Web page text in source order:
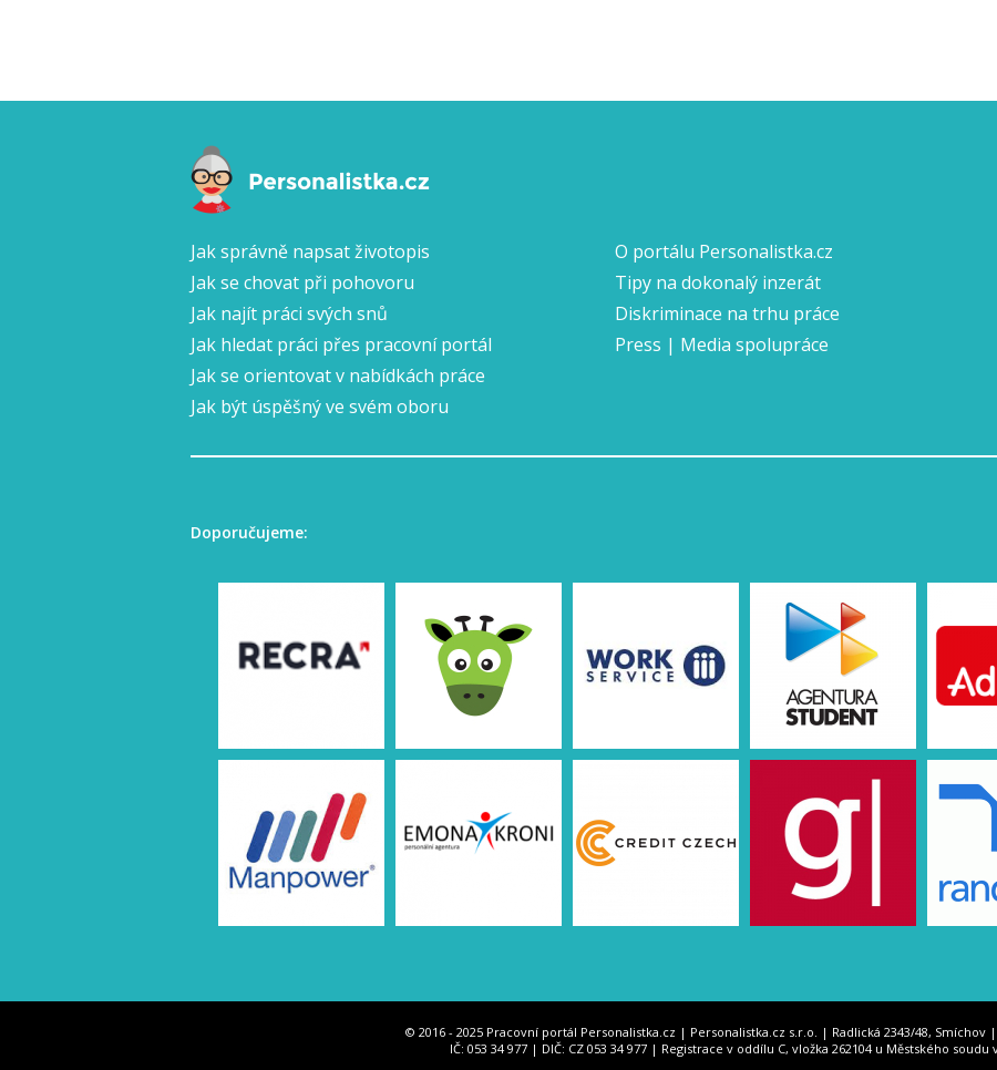
Jak správně napsat životopis
Jak se chovat při pohovoru
Jak najít práci svých snů
Jak hledat práci přes pracovní portál
Jak se orientovat v nabídkách práce
Jak být úspěšný ve svém oboru
O portálu Personalistka.cz
Tipy na dokonalý inzerát
Diskriminace na trhu práce
Press | Media spolupráce
Doporučujeme:
© 2016 - 2025 Pracovní portál Personalistka.cz | Personalistka.cz s.r.o. | Radlická 2343/48, Smíchov |
IČ: 053 34 977 | DIČ: CZ 053 34 977 | Registrace v oddílu C, vložka 262104 u Městského soudu